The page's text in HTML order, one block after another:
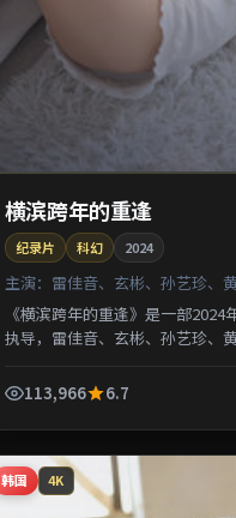
横滨跨年的重逢
纪录片 科幻 2024
主演： 雷佳音、玄彬、孙艺珍、
《横滨跨年的重逢》是一部
执导，雷佳音、玄彬、孙艺珍、
113,966
6.7
韩国 4K